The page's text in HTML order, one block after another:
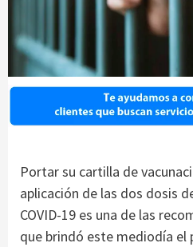
Portar su cartilla de
aplicación de las dos dosis
COVID-19 es una de las
que brindó este mediodía el